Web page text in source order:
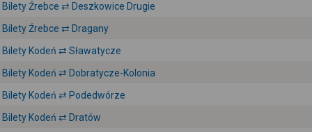
Bilety Źrebce ⇄ Deszkowice Drugie
Bilety Źrebce ⇄ Dragany
Bilety Kodeń ⇄ Sławatycze
Bilety Kodeń ⇄ Dobratycze-Kolonia
Bilety Kodeń ⇄ Podedwórze
Bilety Kodeń ⇄ Dratów